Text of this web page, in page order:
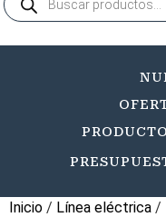
Inicio / Línea eléctrica /